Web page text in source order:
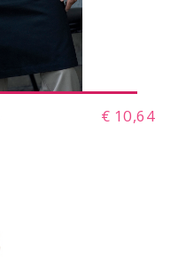
€ 10,64